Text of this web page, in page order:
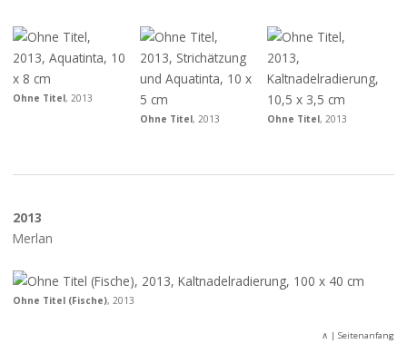
Ohne Titel, 2013
Ohne Titel, 2013 Ohne Titel, 2013
2013
Merlan
Ohne Titel (Fische), 2013
∧ | Seitenanfang